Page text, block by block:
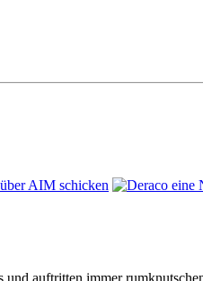
auftritten immer